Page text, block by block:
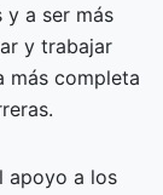
y a ser más
y trabajar
más completa
apoyo a los